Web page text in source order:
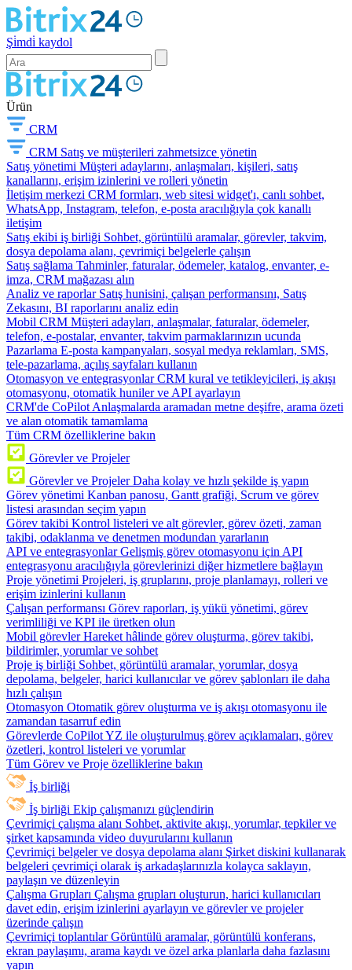
Şi̇mdi̇ kaydol
Ürün
CRM
CRM Satış ve müşterileri zahmetsizce yönetin
Satış yönetimi Müşteri adaylarını, anlaşmaları, kişileri, satış
kanallarını, erişim izinlerini ve rolleri yönetin
İletişim merkezi CRM formları, web sitesi widget'ı, canlı sohbet,
WhatsApp, Instagram, telefon, e-posta aracılığıyla çok kanallı
iletişim
Satış ekibi iş birliği Sohbet, görüntülü aramalar, görevler, takvim,
dosya depolama alanı, çevrimiçi belgelerle çalışın
Satış sağlama Tahminler, faturalar, ödemeler, katalog, envanter, e-
imza, CRM mağazası alın
Analiz ve raporlar Satış hunisini, çalışan performansını, Satış
Zekasını, BI raporlarını analiz edin
Mobil CRM Müşteri adayları, anlaşmalar, faturalar, ödemeler,
telefon, e-postalar, envanter, takvim parmaklarınızın ucunda
Pazarlama E-posta kampanyaları, sosyal medya reklamları, SMS,
tele-pazarlama, açılış sayfaları kullanın
Otomasyon ve entegrasyonlar CRM kural ve tetikleyicileri, iş akışı
otomasyonu, otomatik huniler ve API ayarlayın
CRM'de CoPilot Anlaşmalarda aramadan metne deşifre, arama özeti
ve alan otomatik tamamlama
Tüm CRM özelliklerine bakın
Görevler ve Projeler
Görevler ve Projeler Daha kolay ve hızlı şekilde iş yapın
Görev yönetimi Kanban panosu, Gantt grafiği, Scrum ve görev
listesi arasından seçim yapın
Görev takibi Kontrol listeleri ve alt görevler, görev özeti, zaman
takibi, odaklanma ve denetmen modundan yararlanın
API ve entegrasyonlar Gelişmiş görev otomasyonu için API
entegrasyonu aracılığıyla görevlerinizi diğer hizmetlere bağlayın
Proje yönetimi Projeleri, iş gruplarını, proje planlamayı, rolleri ve
erişim izinlerini kullanın
Çalışan performansı Görev raporları, iş yükü yönetimi, görev
verimliliği ve KPI ile üretken olun
Mobil görevler Hareket hâlinde görev oluşturma, görev takibi,
bildirimler, yorumlar ve sohbet
Proje iş birliği Sohbet, görüntülü aramalar, yorumlar, dosya
depolama, belgeler, harici kullanıcılar ve görev şablonları ile daha
hızlı çalışın
Otomasyon Otomatik görev oluşturma ve iş akışı otomasyonu ile
zamandan tasarruf edin
Görevlerde CoPilotYZ ile oluşturulmuş görev açıklamaları, görev
özetleri, kontrol listeleri ve yorumlar
Tüm Görev ve Proje özelliklerine bakın
İş birliği
İş birliği Ekip çalışmanızı güçlendirin
Çevrimiçi çalışma alanı Sohbet, aktivite akışı, yorumlar, tepkiler ve
şirket kapsamında video duyurularını kullanın
Çevrimiçi belgeler ve dosya depolama alanı Şirket diskini kullanarak
belgeleri çevrimiçi olarak iş arkadaşlarınızla kolayca saklayın,
paylaşın ve düzenleyin
Çalışma Grupları Çalışma grupları oluşturun, harici kullanıcıları
davet edin, erişim izinlerini ayarlayın ve görevler ve projeler
üzerinde çalışın
Çevrimiçi toplantılar Görüntülü aramalar, görüntülü konferans,
ekran paylaşımı, arama kaydı ve özel arka planlarla daha fazlasını
yapın